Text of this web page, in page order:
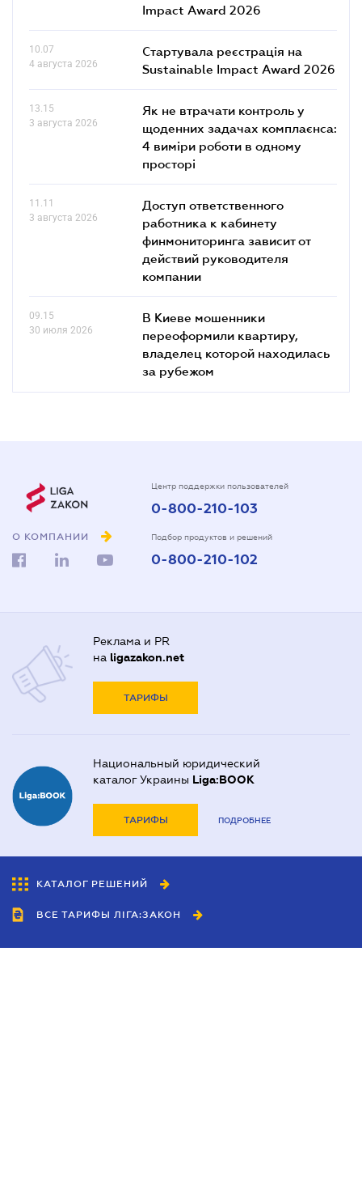
Impact Award 2026
10.07
4 августа 2026
Стартувала реєстрація на
Sustainable Impact Award 2026
13.15
3 августа 2026
Як не втрачати контроль у
щоденних задачах комплаєнса:
4 виміри роботи в одному
просторі
11.11
3 августа 2026
Доступ ответственного
работника к кабинету
финмониторинга зависит от
действий руководителя
компании
09.15
30 июля 2026
В Киеве мошенники
переоформили квартиру,
владелец которой находилась
за рубежом
О КОМПАНИИ
Центр поддержки пользователей
0-800-210-103
Подбор продуктов и решений
0-800-210-102
Реклама и PR
на ligazakon.net
ТАРИФЫ
Национальный юридический
каталог Украины Liga:BOOK
ТАРИФЫ ПОДРОБНЕЕ
КАТАЛОГ РЕШЕНИЙ
ВСЕ ТАРИФЫ ЛІГА:ЗАКОН